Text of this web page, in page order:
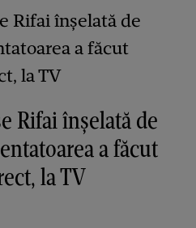
Rifai înșelată de
a făcut
la TV